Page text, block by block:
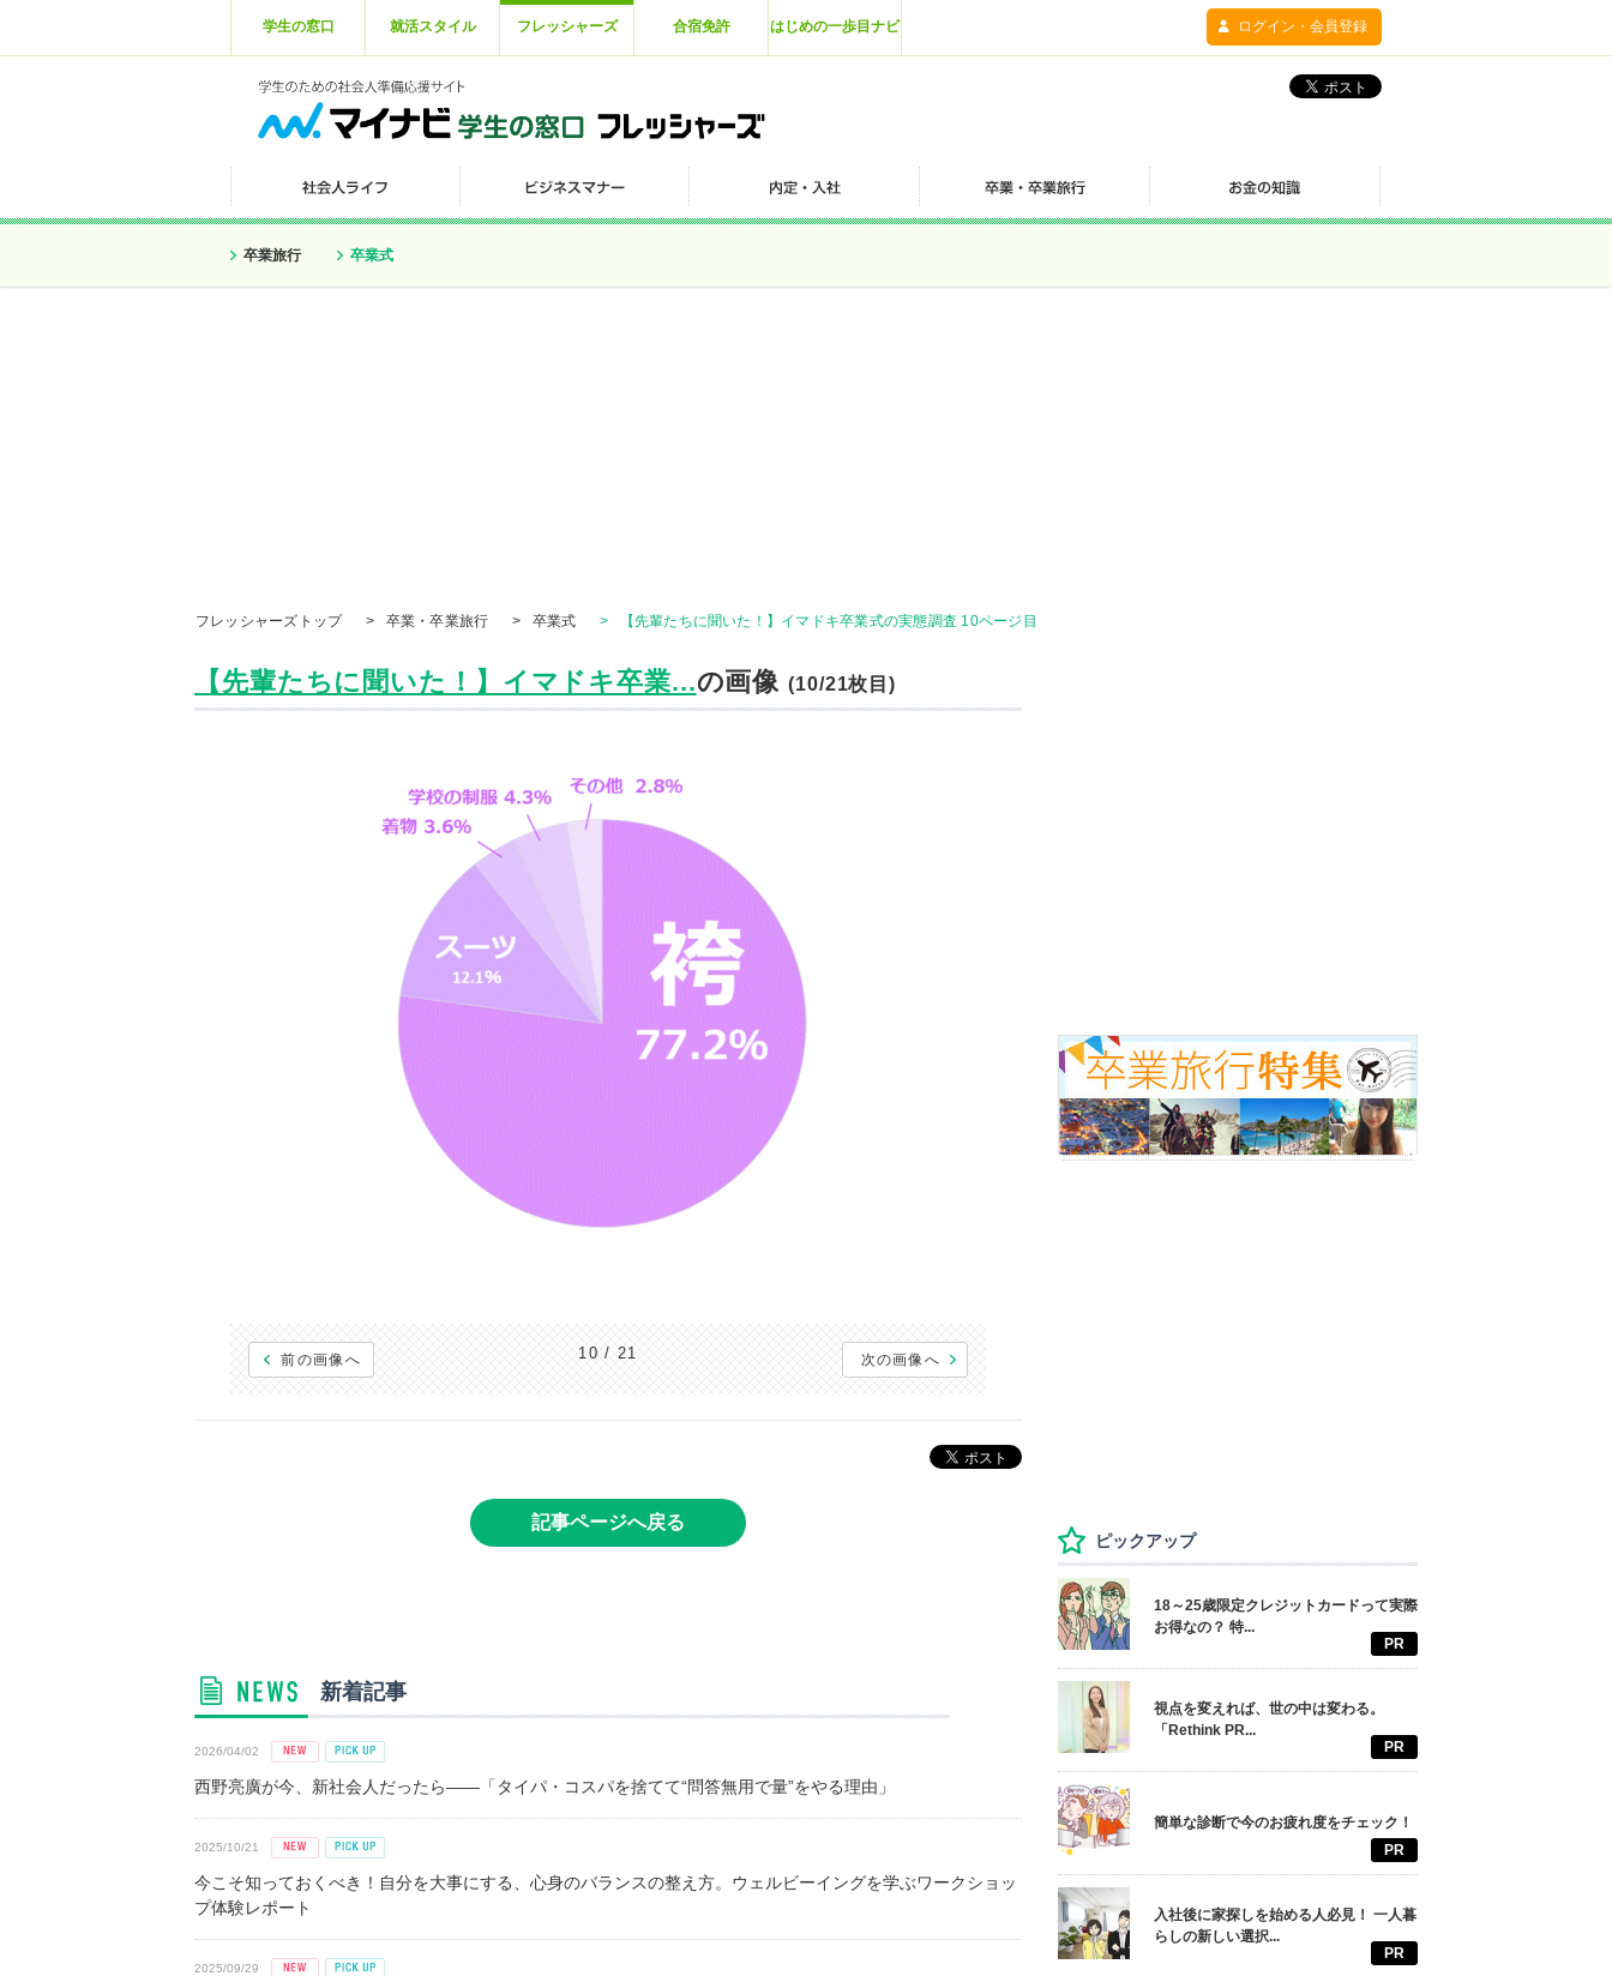
学生の窓口 就活スタイル フレッシャーズ 合宿免許 はじめの一歩目ナビ ログイン・会員登録
卒業旅行 卒業式
フレッシャーズトップ > 卒業・卒業旅行 > 卒業式 > 【先輩たちに聞いた！】イマドキ卒業式の実態調査 10ページ目
【先輩たちに聞いた！】イマドキ卒業...の画像(10/21枚目)
前の画像へ 10 / 21 次の画像へ
記事ページへ戻る
新着記事
2026/04/02
西野亮廣が今、新社会人だったら――「タイパ・コスパを捨てて“問答無用で量”をやる理由」
2025/10/21
今こそ知っておくべき！自分を大事にする、心身のバランスの整え方。ウェルビーイングを学ぶワークショッ
プ体験レポート
2025/09/29
ピックアップ
18～25歳限定クレジットカードって実際
お得なの？ 特...
PR
視点を変えれば、世の中は変わる。
「Rethink PR...
PR
簡単な診断で今のお疲れ度をチェック！
PR
入社後に家探しを始める人必見！ 一人暮
らしの新しい選択...
PR